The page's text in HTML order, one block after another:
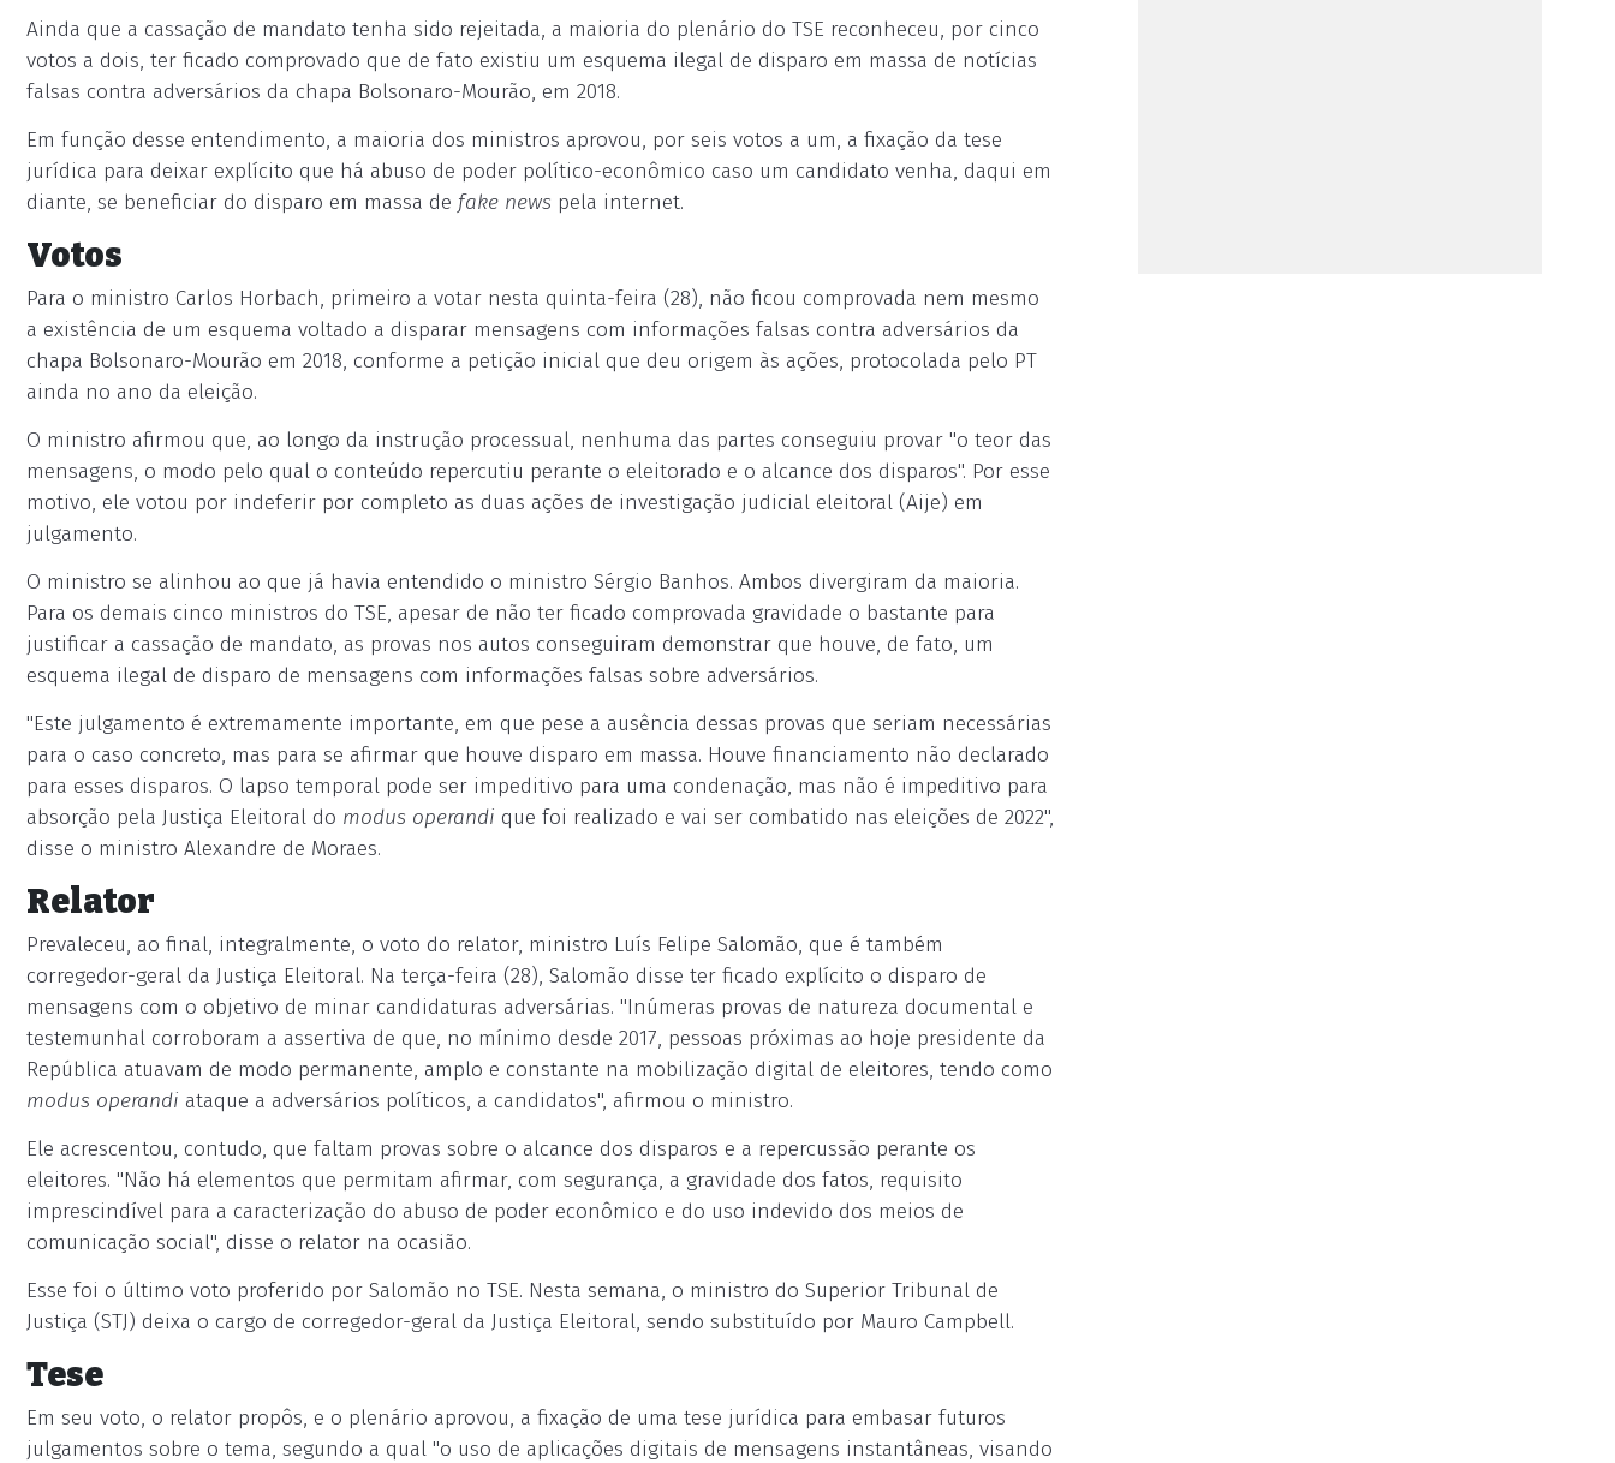
Ainda que a cassação de mandato tenha sido rejeitada, a maioria do plenário do TSE reconheceu, por cinco
votos a dois, ter ficado comprovado que de fato existiu um esquema ilegal de disparo em massa de notícias
falsas contra adversários da chapa Bolsonaro-Mourão, em 2018.
Em função desse entendimento, a maioria dos ministros aprovou, por seis votos a um, a fixação da tese
jurídica para deixar explícito que há abuso de poder político-econômico caso um candidato venha, daqui em
diante, se beneficiar do disparo em massa de fake news pela internet.
Votos
Para o ministro Carlos Horbach, primeiro a votar nesta quinta-feira (28), não ficou comprovada nem mesmo
a existência de um esquema voltado a disparar mensagens com informações falsas contra adversários da
chapa Bolsonaro-Mourão em 2018, conforme a petição inicial que deu origem às ações, protocolada pelo PT
ainda no ano da eleição.
O ministro afirmou que, ao longo da instrução processual, nenhuma das partes conseguiu provar "o teor das
mensagens, o modo pelo qual o conteúdo repercutiu perante o eleitorado e o alcance dos disparos". Por esse
motivo, ele votou por indeferir por completo as duas ações de investigação judicial eleitoral (Aije) em
julgamento.
O ministro se alinhou ao que já havia entendido o ministro Sérgio Banhos. Ambos divergiram da maioria.
Para os demais cinco ministros do TSE, apesar de não ter ficado comprovada gravidade o bastante para
justificar a cassação de mandato, as provas nos autos conseguiram demonstrar que houve, de fato, um
esquema ilegal de disparo de mensagens com informações falsas sobre adversários.
"Este julgamento é extremamente importante, em que pese a ausência dessas provas que seriam necessárias
para o caso concreto, mas para se afirmar que houve disparo em massa. Houve financiamento não declarado
para esses disparos. O lapso temporal pode ser impeditivo para uma condenação, mas não é impeditivo para
absorção pela Justiça Eleitoral do modus operandi que foi realizado e vai ser combatido nas eleições de 2022",
disse o ministro Alexandre de Moraes.
Relator
Prevaleceu, ao final, integralmente, o voto do relator, ministro Luís Felipe Salomão, que é também
corregedor-geral da Justiça Eleitoral. Na terça-feira (28), Salomão disse ter ficado explícito o disparo de
mensagens com o objetivo de minar candidaturas adversárias. "Inúmeras provas de natureza documental e
testemunhal corroboram a assertiva de que, no mínimo desde 2017, pessoas próximas ao hoje presidente da
República atuavam de modo permanente, amplo e constante na mobilização digital de eleitores, tendo como
modus operandi ataque a adversários políticos, a candidatos", afirmou o ministro.
Ele acrescentou, contudo, que faltam provas sobre o alcance dos disparos e a repercussão perante os
eleitores. "Não há elementos que permitam afirmar, com segurança, a gravidade dos fatos, requisito
imprescindível para a caracterização do abuso de poder econômico e do uso indevido dos meios de
comunicação social", disse o relator na ocasião.
Esse foi o último voto proferido por Salomão no TSE. Nesta semana, o ministro do Superior Tribunal de
Justiça (STJ) deixa o cargo de corregedor-geral da Justiça Eleitoral, sendo substituído por Mauro Campbell.
Tese
Em seu voto, o relator propôs, e o plenário aprovou, a fixação de uma tese jurídica para embasar futuros
julgamentos sobre o tema, segundo a qual "o uso de aplicações digitais de mensagens instantâneas, visando